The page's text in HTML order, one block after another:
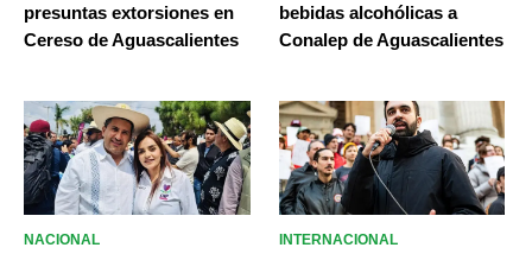
presuntas extorsiones en
Cereso de Aguascalientes
bebidas alcohólicas a
Conalep de Aguascalientes
NACIONAL INTERNACIONAL